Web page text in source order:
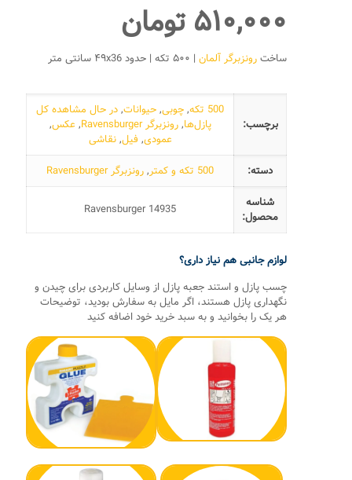
۵۱۰,۰۰۰ تومان
ساخترونزبرگر آلمان | ۵۰۰ تکه | حدود ۴۹x36 سانتی متر
برچسب:
500 تکه ,چوبی,حیوانات,در حال مشاهده کل
پازل‌ها,رونزبرگر Ravensburger , عکس,
عمودی, فیل,نقاشی
دسته:
500 تکه و کمتر ,رونزبرگر Ravensburger
شناسه
محصول:
Ravensburger 14935
لوازم جانبی هم نیاز داری؟
چسب پازل و استند جعبه پازل از وسایل کاربردی برای چیدن و
نگهداری پازل هستند، اگر مایل به سفارش بودید، توضیحات
هر یک را بخوانید و به سبد خرید خود اضافه کنید